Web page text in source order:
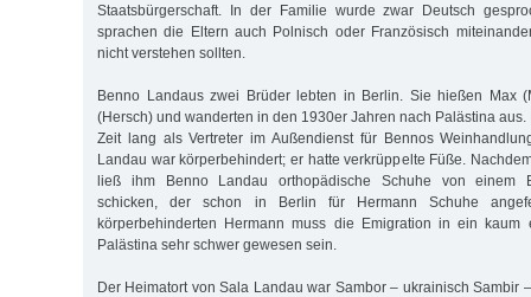
Staatsbürgerschaft. In der Familie wurde zwar Deutsch
sprachen die Eltern auch Polnisch oder Französisch
nicht verstehen sollten.
Benno Landaus zwei Brüder lebten in Berlin. Sie hießen Max
(Hersch) und wanderten in den 1930er Jahren nach Palästina
Zeit lang als Vertreter im Außendienst für Bennos
Landau war körperbehindert; er hatte verkrüppelte Füße.
ließ ihm Benno Landau orthopädische Schuhe von einem
schicken, der schon in Berlin für Hermann Schuhe
körperbehinderten Hermann muss die Emigration in ein kaum
Palästina sehr schwer gewesen sein.
Der Heimatort von Sala Landau war Sambor – ukrainisch Sambir